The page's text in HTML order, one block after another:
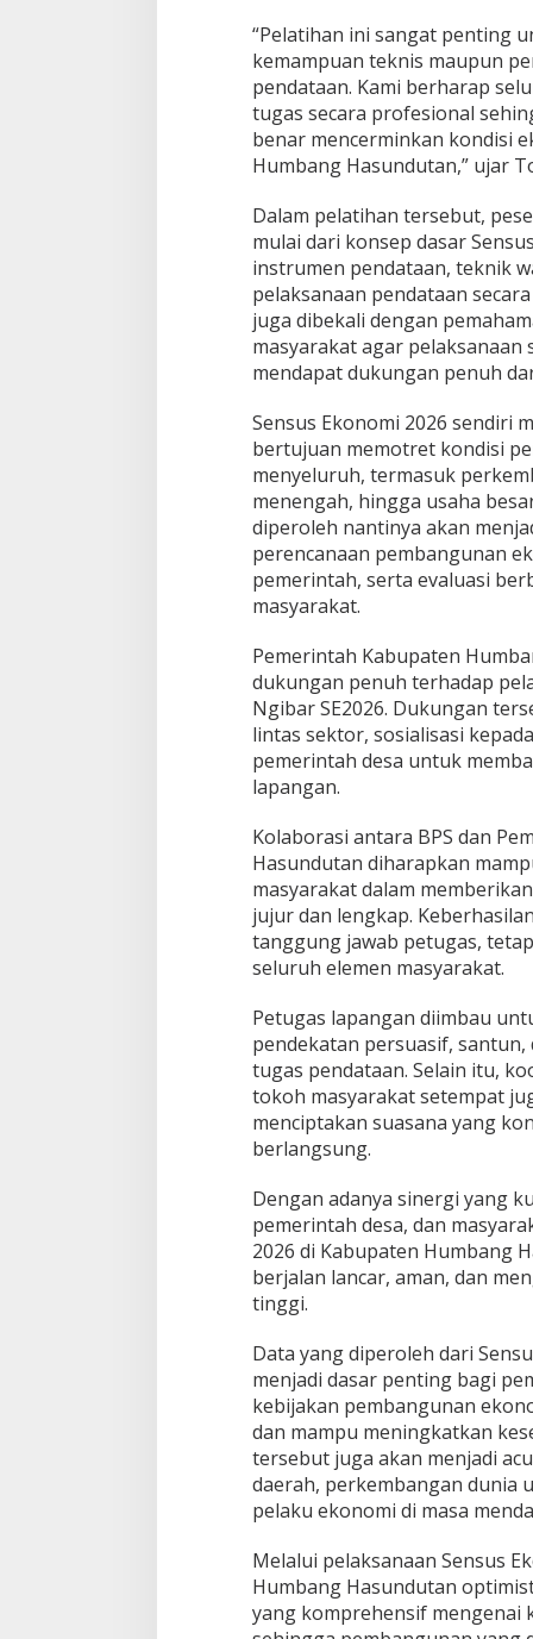
“Pelatihan ini sangat penting
kemampuan teknis maupun
pendataan. Kami berharap
tugas secara profesional
benar mencerminkan kondisi
Humbang Hasundutan,” ujar
Dalam pelatihan tersebut,
mulai dari konsep dasar
instrumen pendataan, teknik
pelaksanaan pendataan
juga dibekali dengan
masyarakat agar
mendapat dukungan penuh
Sensus Ekonomi 2026 sendiri
bertujuan memotret kondisi
menyeluruh, termasuk
menengah, hingga usaha
diperoleh nantinya akan
perencanaan pembangunan
pemerintah, serta evaluasi
masyarakat.
Pemerintah Kabupaten
dukungan penuh terhadap
Ngibar SE2026. Dukungan
lintas sektor, sosialisasi
pemerintah desa untuk
lapangan.
Kolaborasi antara BPS dan
Hasundutan diharapkan
masyarakat dalam
jujur dan lengkap.
tanggung jawab petugas,
seluruh elemen masyarakat.
Petugas lapangan diimbau
pendekatan persuasif,
tugas pendataan. Selain itu,
tokoh masyarakat setempat
menciptakan suasana yang
berlangsung.
Dengan adanya sinergi yang
pemerintah desa, dan
2026 di Kabupaten Humbang
berjalan lancar, aman, dan
tinggi.
Data yang diperoleh dari
menjadi dasar penting bagi
kebijakan pembangunan
dan mampu meningkatkan
tersebut juga akan menjadi
daerah, perkembangan dunia
pelaku ekonomi di masa
Melalui pelaksanaan Sensus
Humbang Hasundutan
yang komprehensif mengenai